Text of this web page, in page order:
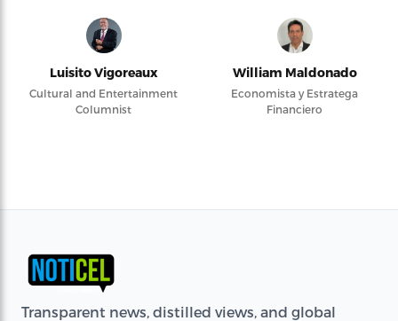
Luisito Vigoreaux
Cultural and Entertainment
Columnist
William Maldonado
Economista y Estratega
Financiero
Transparent news, distilled views, and global